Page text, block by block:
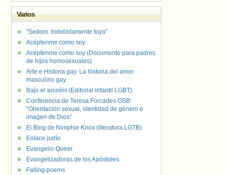
Varios
"Sedom. Indebidamente tuyo"
Acéptenme como soy
Acéptenme como soy (Documento para padres
de hijos homosexuales)
Arte e Historia gay. La historia del amor
masculino gay.
Bajo el arcoíris (Editorial infantil LGBT).
Conferencia de Teresa Forcades OSB:
“Orientación sexual, identidad de género e
imagen de Dios” .
El Blog de Nimphie Knox (literatura LGTB)
Enlace judío
Evangelio Queer.
Evangelizadoras de los Apóstoles
Falling poems